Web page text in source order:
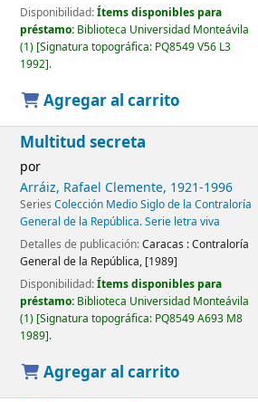
Disponibilidad:Ítems disponibles para
préstamo: Biblioteca Universidad Monteávila
(1) Signatura topográfica: PQ8549 V56 L3
1992 .
Agregar al carrito
Multitud secreta
por
Arráiz, Rafael Clemente, 1921-1996
Series Colección Medio Siglo de la Contraloría
General de la República. Serie letra viva
Detalles de publicación:Caracas :Contraloría
General de la República, [1989]
Disponibilidad:Ítems disponibles para
préstamo: Biblioteca Universidad Monteávila
(1) Signatura topográfica: PQ8549 A693 M8
1989 .
Agregar al carrito